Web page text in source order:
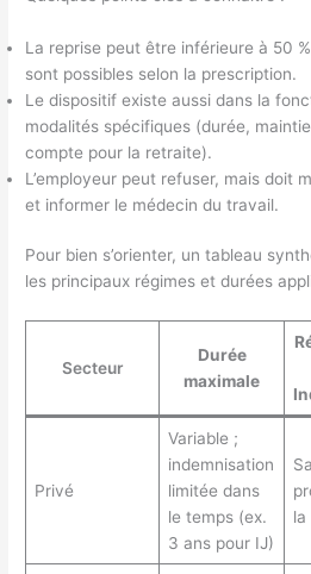
La reprise peut être inférieure à 50
sont possibles selon la prescription.
Le dispositif existe aussi dans la
modalités spécifiques (durée,
compte pour la retraite).
L’employeur peut refuser, mais doit
et informer le médecin du travail.
Pour bien s’orienter, un tableau
les principaux régimes et durées
Secteur
Durée
maximale
Privé
Variable ;
indemnisation
limitée dans
le temps (ex.
3 ans pour IJ)
la